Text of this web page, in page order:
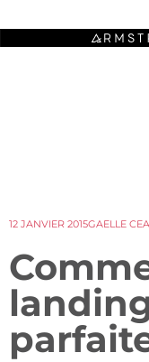
12 JANVIER 2015GAELLE